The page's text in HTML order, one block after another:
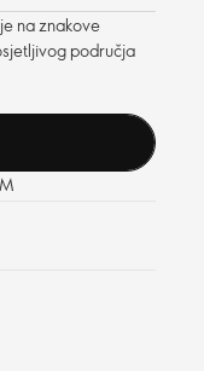
na znakove
područja